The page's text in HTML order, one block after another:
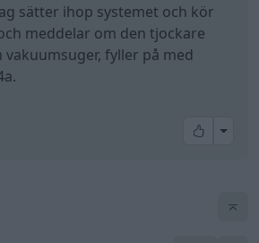
sätter ihop systemet och kör
meddelar om den tjockare
fyller på med
All